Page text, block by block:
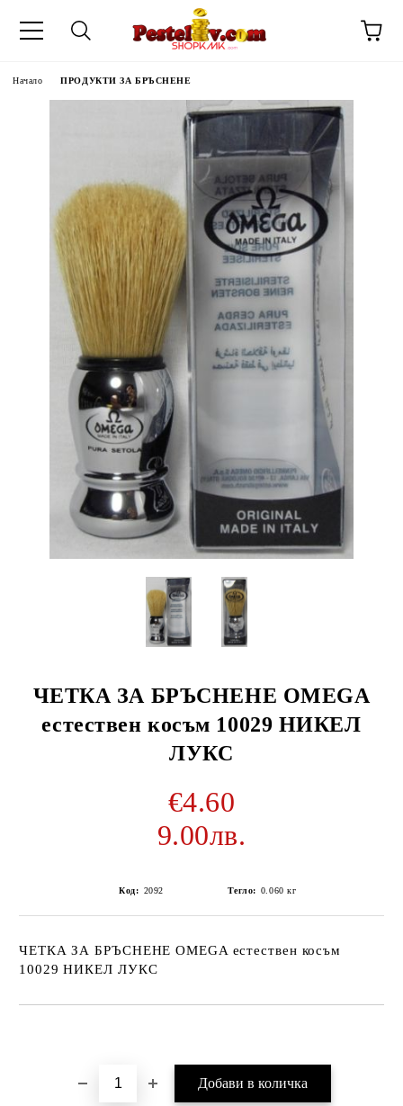
Начало ПРОДУКТИ ЗА БРЪСНЕНЕ
ЧЕТКА ЗА БРЪСНЕНЕ OMEGA
естествен косъм 10029 НИКЕЛ
ЛУКС
€4.60
9.00лв.
Код: 2092 Тегло: 0.060 кг
ЧЕТКА ЗА БРЪСНЕНЕ OMEGA естествен косъм
10029 НИКЕЛ ЛУКС